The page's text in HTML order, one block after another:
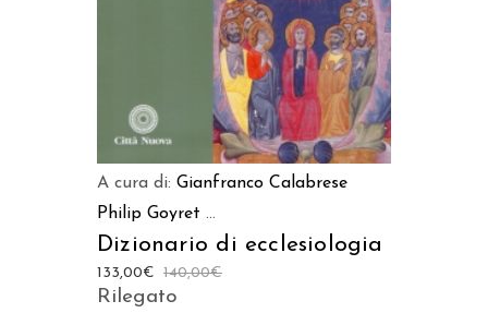
A cura di: Gianfranco Calabrese
Philip Goyret ...
Dizionario di ecclesiologia
140,00€
133,00€
Rilegato